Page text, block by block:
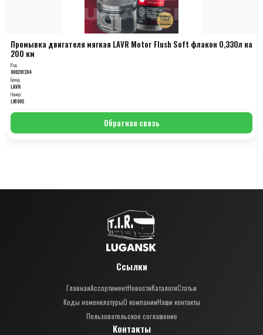
Промывка двигателя мягкая LAVR Motor Flush Soft флакон 0,330л на
200 км
Код:
000201384
Бренд:
LAVR
Номер:
LN1005
Обратная связь
Ссылки
ГлавнаяАссортиментНовостиКаталогиСтатьи
Коды номенклатурыО компанииНаши контакты
Пользовательское соглашение
Контакты